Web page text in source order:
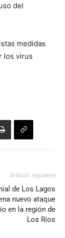
del
medidas
los virus
Artículo siguiente
de Los Lagos
nuevo ataque
en la región de
Los Ríos